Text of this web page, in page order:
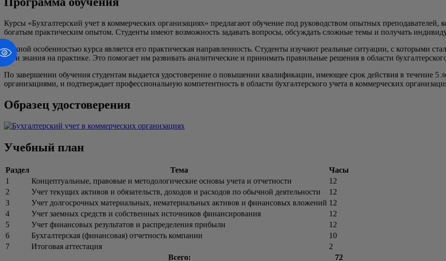
Курсы «Бухгалтерский учет в коммерческих организациях» предлагают обучение под руководством опытных преподавателей,
богатым практическим опытом. Студенты имеют возможность задавать вопросы, обсуждать сложные темы и получать
Важной особенностью курса является его практическая направленность. Студенты изучают реальные ситуации, с которыми
свои знания на практике. Это помогает им развивать аналитические и принимать правильные решения в области
По завершении обучения студентам выдается удостоверение о повышении квалификации, имеющее срок действия в течение 5
организациями, и подтверждает профессиональную компетентность в области бухгалтерского учета в коммерческих
Образец удостоверения
Учебный план
Раздел Тема
Часы
1
Концептуальные, правовые и методологические основы учета и отчетности
12
2
Учет текущих активов и обязательств, доходов и расходов по обычной деятельности
12
3
Учет долгосрочных материальных, нематериальных активов и финансовых вложений 12
4
Учет заемных средств и собственных источников финансирования
12
5
Учет финансовых результатов и распределения прибыли
12
6
Бухгалтерская (финансовая) отчетность компании
10
7
Итоговая аттестация
2
Всего:
72